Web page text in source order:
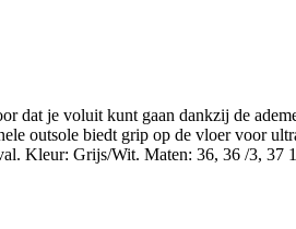
dat je voluit kunt gaan dankzij de
outsole biedt grip op de vloer voor
Kleur: Grijs/Wit. Maten: 36, 36 /3,